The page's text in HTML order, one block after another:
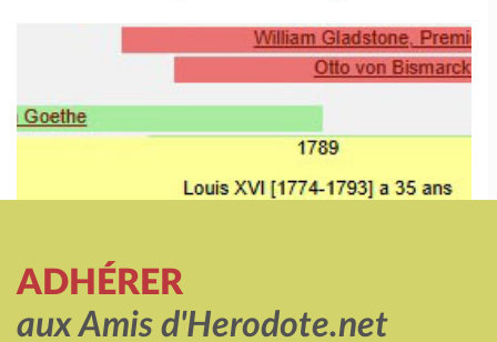
ADHÉRER
aux Amis d'Herodote.net